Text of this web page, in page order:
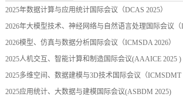
2025年数据计算与应用统计国际会议（DCAS 2025）
2026年大模型技术、神经网络与自然语言处理国际会议（
2026模型、仿真与数据分析国际会议（ICMSDA 2026）
2025人机交互、智能计算和制造国际会议(AAAICE 2025 )
2025多维空间、数据建模与3D技术国际会议（ICMSDMT
2025应用统计、大数据与建模国际会议(ASBDM 2025)